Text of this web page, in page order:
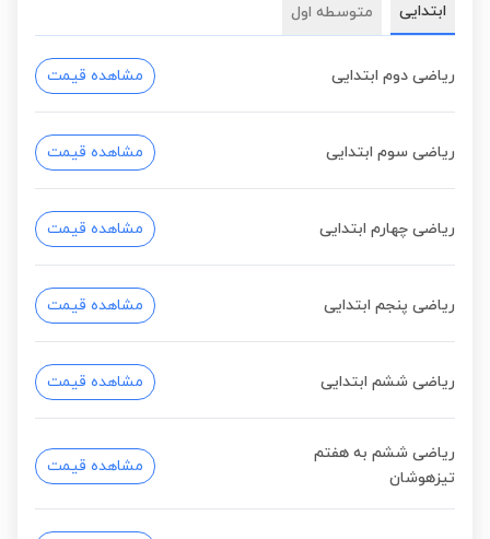
ابتدایی متوسطه اول
ریاضی دوم ابتدایی مشاهده قیمت
ریاضی سوم ابتدایی مشاهده قیمت
ریاضی چهارم ابتدایی مشاهده قیمت
ریاضی پنجم ابتدایی مشاهده قیمت
ریاضی ششم ابتدایی مشاهده قیمت
ریاضی ششم به هفتم
تیزهوشان
مشاهده قیمت